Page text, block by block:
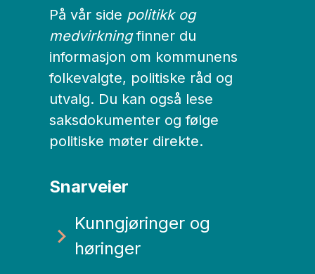
På vår side politikk og
medvirkningfinner du
informasjon om kommunens
folkevalgte, politiske råd og
utvalg. Du kan også lese
saksdokumenter og følge
politiske møter direkte.
Snarveier
Kunngjøringer og
høringer